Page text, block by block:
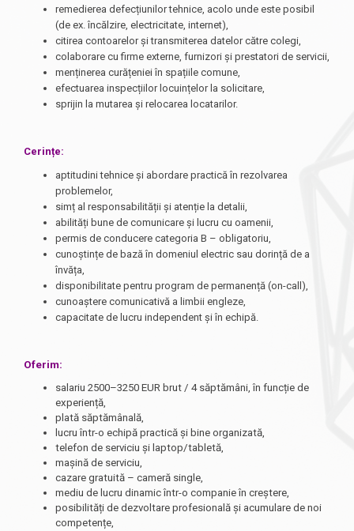
remedierea defecțiunilor tehnice, acolo unde este posibil
(de ex. încălzire, electricitate, internet),
citirea contoarelor și transmiterea datelor către colegi,
colaborare cu firme externe, furnizori și prestatori de servicii,
menținerea curățeniei în spațiile comune,
efectuarea inspecțiilor locuințelor la solicitare,
sprijin la mutarea și relocarea locatarilor.
Cerințe:
aptitudini tehnice și abordare practică în rezolvarea
problemelor,
simț al responsabilității și atenție la detalii,
abilități bune de comunicare și lucru cu oamenii,
permis de conducere categoria B – obligatoriu,
cunoștințe de bază în domeniul electric sau dorință de a
învăța,
disponibilitate pentru program de permanență (on-call),
cunoaștere comunicativă a limbii engleze,
capacitate de lucru independent și în echipă.
Oferim:
salariu 2500–3250 EUR brut / 4 săptămâni, în funcție de
experiență,
plată săptămânală,
lucru într-o echipă practică și bine organizată,
telefon de serviciu și laptop/tabletă,
mașină de serviciu,
cazare gratuită – cameră single,
mediu de lucru dinamic într-o companie în creștere,
posibilități de dezvoltare profesională și acumulare de noi
competențe,